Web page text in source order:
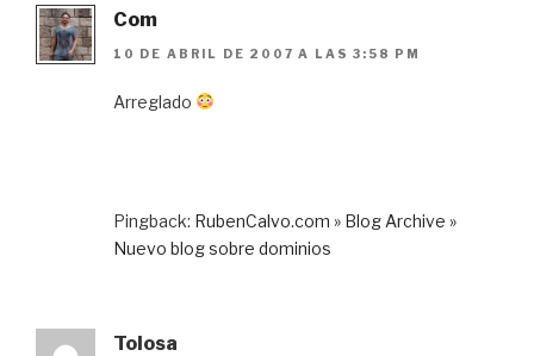
Com
10 DE ABRIL DE 2007 A LAS 3:58 PM
Arreglado
Pingback: RubenCalvo.com » Blog Archive »
Nuevo blog sobre dominios
Tolosa